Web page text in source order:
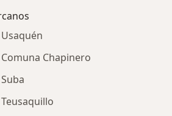
Chapinero